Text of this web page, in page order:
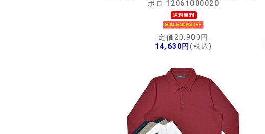
ポロ 12061000020
定価20,900円
14,630円 (税込)